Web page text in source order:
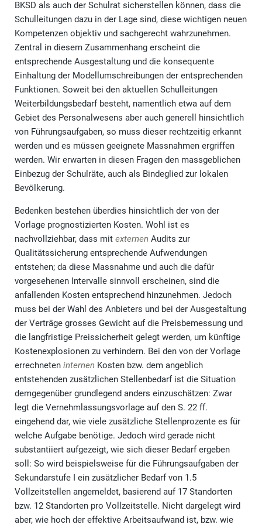
BKSD als auch der Schulrat sicherstellen können, dass die
Schulleitungen dazu in der Lage sind, diese wichtigen neuen
Kompetenzen objektiv und sachgerecht wahrzunehmen.
Zentral in diesem Zusammenhang erscheint die
entsprechende Ausgestaltung und die konsequente
Einhaltung der Modellumschreibungen der entsprechenden
Funktionen. Soweit bei den aktuellen Schulleitungen
Weiterbildungsbedarf besteht, namentlich etwa auf dem
Gebiet des Personalwesens aber auch generell hinsichtlich
von Führungsaufgaben, so muss dieser rechtzeitig erkannt
werden und es müssen geeignete Massnahmen ergriffen
werden. Wir erwarten in diesen Fragen den massgeblichen
Einbezug der Schulräte, auch als Bindeglied zur lokalen
Bevölkerung.
Bedenken bestehen überdies hinsichtlich der von der
Vorlage prognostizierten Kosten. Wohl ist es
nachvollziehbar, dass mit externen Audits zur
Qualitätssicherung entsprechende Aufwendungen
entstehen; da diese Massnahme und auch die dafür
vorgesehenen Intervalle sinnvoll erscheinen, sind die
anfallenden Kosten entsprechend hinzunehmen. Jedoch
muss bei der Wahl des Anbieters und bei der Ausgestaltung
der Verträge grosses Gewicht auf die Preisbemessung und
die langfristige Preissicherheit gelegt werden, um künftige
Kostenexplosionen zu verhindern. Bei den von der Vorlage
errechneten internen Kosten bzw. dem angeblich
entstehenden zusätzlichen Stellenbedarf ist die Situation
demgegenüber grundlegend anders einzuschätzen: Zwar
legt die Vernehmlassungsvorlage auf den S. 22 ff.
eingehend dar, wie viele zusätzliche Stellenprozente es für
welche Aufgabe benötige. Jedoch wird gerade nicht
substantiiert aufgezeigt, wie sich dieser Bedarf ergeben
soll: So wird beispielsweise für die Führungsaufgaben der
Sekundarstufe I ein zusätzlicher Bedarf von 1.5
Vollzeitstellen angemeldet, basierend auf 17 Standorten
bzw. 12 Standorten pro Vollzeitstelle. Nicht dargelegt wird
aber, wie hoch der effektive Arbeitsaufwand ist, bzw. wie